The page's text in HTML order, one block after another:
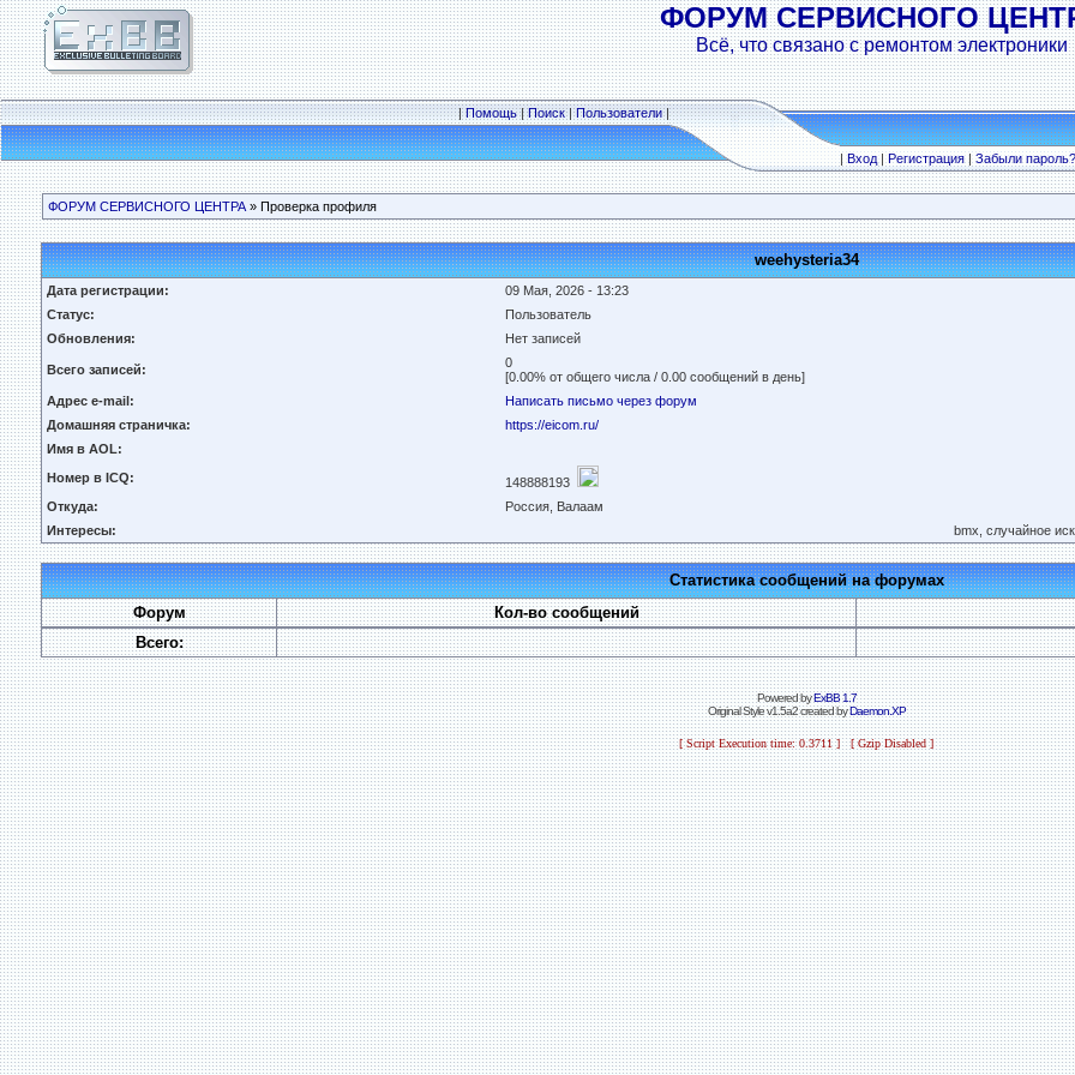
ФОРУМ СЕРВИСНОГО
Всё, что связано с ремонтом электроники
|Помощь|Поиск|Пользователи|
|Вход|Регистрация|Забыли пароль?
ФОРУМ СЕРВИСНОГО ЦЕНТРА » Проверка профиля
weehysteria34
Дата регистрации:
09 Мая, 2026 - 13:23
Статус:
Пользователь
Обновления:
Нет записей
Всего записей:
0
[0.00% от общего числа / 0.00 сообщений в день]
Адрес e-mail:
Написать письмо через форум
Домашняя страничка:
https://eicom.ru/
Имя в AOL:
Номер в ICQ:
148888193
Откуда:
Россия, Валаам
Интересы:
bmx, случайное
Статистика сообщений на форумах
Форум
Кол-во сообщений
Всего:
Powered byExBB 1.7
Original Style v1.5a2 created byDaemon.XP
[ Script Execution time: 0.3711 ] [ Gzip Disabled ]